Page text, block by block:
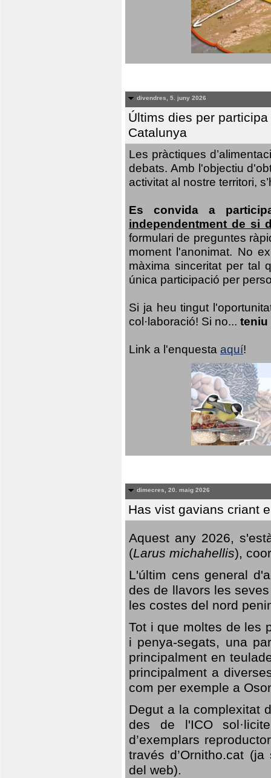
divendres, 5. juny 2026
Últims dies per
Catalunya
Les pràctiques
debats. Amb l'objectiu
activitat al nostre territori,
Es convida a
independentment de si
formulari de preguntes
moment l'anonimat. No
màxima sinceritat per tal
única participació per
Si ja heu tingut
col·laboració! Si no... teniu
Link a l'enquesta aquí!
dimecres, 20. maig 2026
Has vist gavians criant
Aquest any 2026,
(Larus michahellis),
L'últim cens general
des de llavors les
les costes del nord
Tot i que moltes de les
i penya-segats, una
principalment en
principalment a
com per exemple a
Degut a la complexitat
des de l'ICO
d’exemplars
través d’Ornitho.cat
del web).